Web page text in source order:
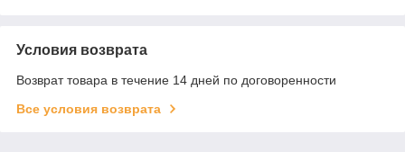
Условия возврата
Возврат товара в течение 14 дней по договоренности
Все условия возврата